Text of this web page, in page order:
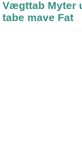
Vægttab Myter
tabe mave Fat